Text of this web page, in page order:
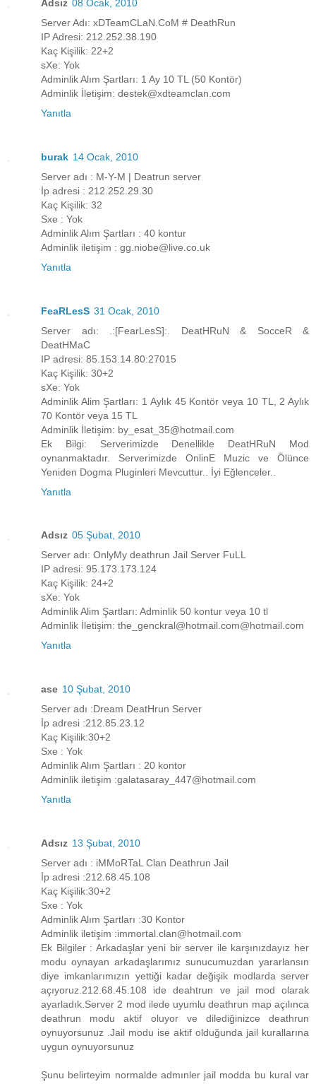
Adsız 08 Ocak, 2010
Server Adı: xDTeamCLaN.CoM # DeathRun
IP Adresi: 212.252.38.190
Kaç Kişilik: 22+2
sXe: Yok
Adminlik Alım Şartları: 1 Ay 10 TL (50 Kontör)
Adminlik İletişim: destek@xdteamclan.com
Yanıtla
burak 14 Ocak, 2010
Server adı : M-Y-M | Deatrun server
İp adresi : 212.252.29.30
Kaç Kişilik: 32
Sxe : Yok
Adminlik Alım Şartları : 40 kontur
Adminlik iletişim : gg.niobe@live.co.uk
Yanıtla
FeaRLesS 31 Ocak, 2010
Server adı: .:[FearLesS]:. DeatHRuN & SocceR &
DeatHMaC
IP adresi: 85.153.14.80:27015
Kaç Kişilik: 30+2
sXe: Yok
Adminlik Alim Şartları: 1 Aylık 45 Kontör veya 10 TL, 2 Aylık
70 Kontör veya 15 TL
Adminlik İletişim: by_esat_35@hotmail.com
Ek Bilgi: Serverimizde Denellikle DeatHRuN Mod
oynanmaktadır. Serverimizde OnlinE Muzic ve Ölünce
Yeniden Dogma Pluginleri Mevcuttur.. İyi Eğlenceler..
Yanıtla
Adsız 05 Şubat, 2010
Server adı: OnlyMy deathrun Jail Server FuLL
IP adresi: 95.173.173.124
Kaç Kişilik: 24+2
sXe: Yok
Adminlik Alim Şartları: Adminlik 50 kontur veya 10 tl
Adminlik İletişim: the_genckral@hotmail.com@hotmail.com
Yanıtla
ase 10 Şubat, 2010
Server adı :Dream DeatHrun Server
İp adresi :212.85.23.12
Kaç Kişilik:30+2
Sxe : Yok
Adminlik Alım Şartları : 20 kontor
Adminlik iletişim :galatasaray_447@hotmail.com
Yanıtla
Adsız 13 Şubat, 2010
Server adı : iMMoRTaL Clan Deathrun Jail
İp adresi :212.68.45.108
Kaç Kişilik:30+2
Sxe : Yok
Adminlik Alım Şartları :30 Kontor
Adminlik iletişim :immortal.clan@hotmail.com
Ek Bilgiler : Arkadaşlar yeni bir server ile karşınızdayız her
modu oynayan arkadaşlarımız sunucumuzdan yararlansın
diye imkanlarımızın yettiği kadar değişik modlarda server
açıyoruz.212.68.45.108 ide deahtrun ve jail mod olarak
ayarladık.Server 2 mod ilede uyumlu deathrun map açılınca
deathrun modu aktif oluyor ve dilediğinizce deathrun
oynuyorsunuz .Jail modu ise aktif olduğunda jail kurallarına
uygun oynuyorsunuz
Şunu belirteyim normalde admınler jail modda bu kural var